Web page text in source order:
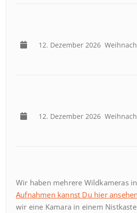
12. Dezember 2026
12. Dezember 2026
Wir haben mehrere Wildkameras
Aufnahmen kannst Du hier ansehen
wir eine Kamara in einem